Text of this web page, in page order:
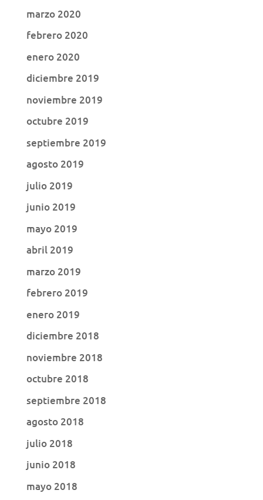
marzo 2020
febrero 2020
enero 2020
diciembre 2019
noviembre 2019
octubre 2019
septiembre 2019
agosto 2019
julio 2019
junio 2019
mayo 2019
abril 2019
marzo 2019
febrero 2019
enero 2019
diciembre 2018
noviembre 2018
octubre 2018
septiembre 2018
agosto 2018
julio 2018
junio 2018
mayo 2018